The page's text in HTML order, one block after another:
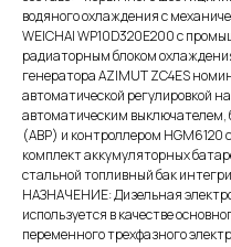
водяного охлаждения с
WEICHAI WP10D320E200 с
радиаторным блоком
генератора AZIMUT ZC4ES
автоматической регулировкой
автоматическим выключателем,
(АВР) и контроллером HGM6120
комплект аккумуляторных
стальной топливный бак
НАЗНАЧЕНИЕ: Дизельная
используется в качестве
переменного трехфазного